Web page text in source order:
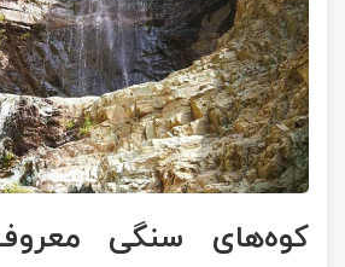
کوه‌های سنگی